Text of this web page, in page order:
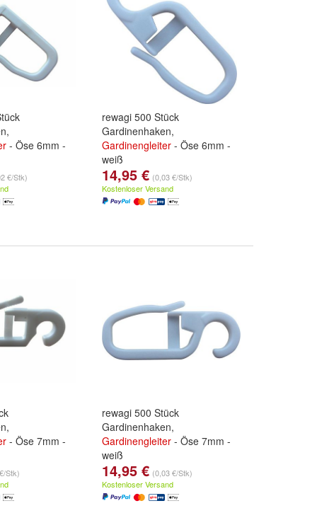
- Öse 6mm -
€/Stk)
rewagi 500 Stück
Gardinenhaken,
Gardinengleiter - Öse 6mm -
weiß
14,95 € (0,03 €/Stk)
Kostenloser Versand
- Öse 7mm -
Stk)
rewagi 500 Stück
Gardinenhaken,
Gardinengleiter - Öse 7mm -
weiß
14,95 € (0,03 €/Stk)
Kostenloser Versand